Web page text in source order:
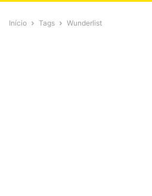
Início Tags Wunderlist